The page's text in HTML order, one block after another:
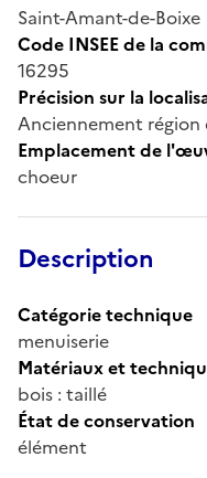
Saint-Amant-de-Boixe
Code INSEE de la
16295
Précision sur la
Anciennement région
Emplacement de
choeur
Description
Catégorie technique
menuiserie
Matériaux et
bois : taillé
État de conservation
élément